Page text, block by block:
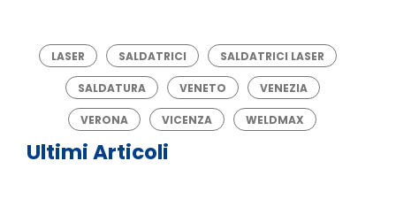
LASER SALDATRICI SALDATRICI LASER
SALDATURA VENETO VENEZIA
VERONA VICENZA WELDMAX
Ultimi Articoli